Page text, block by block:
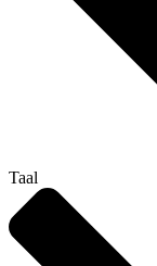
Taal